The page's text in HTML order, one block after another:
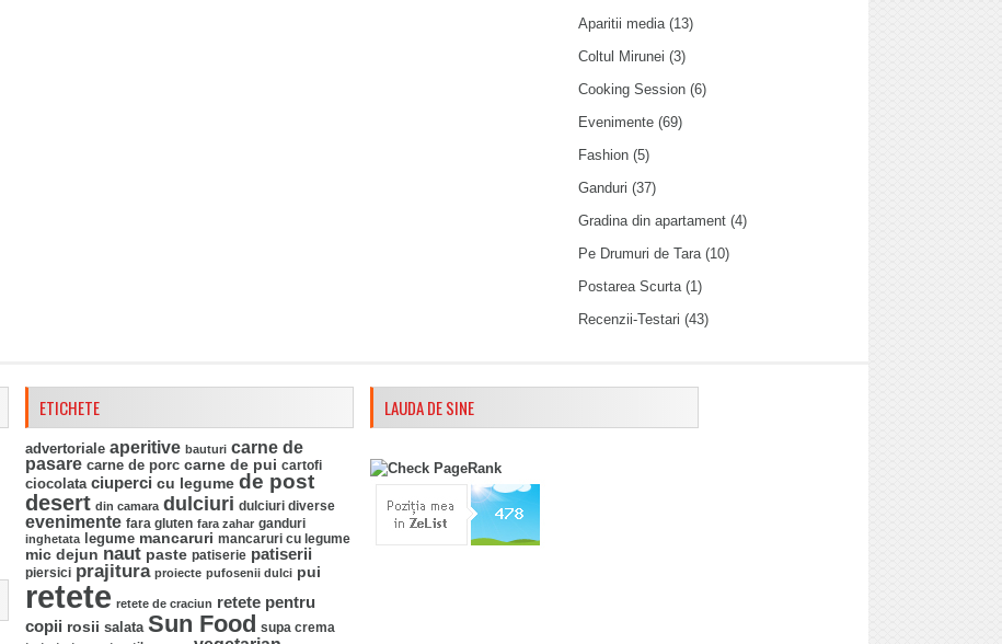
Aparitii media(13)
Coltul Mirunei (3)
Cooking Session (6)
Evenimente (69)
Fashion (5)
Ganduri (37)
Gradina din apartament (4)
Pe Drumuri de Tara(10)
Postarea Scurta(1)
Recenzii-Testari (43)
ETICHETE
advertoriale aperitive bauturi carne de
pasare carne de porc carne de pui cartofi
ciocolata ciuperci cu legume de post
desert din camara dulciuri dulciuri diverse
evenimente fara gluten fara zahar ganduri
inghetata legume mancaruri mancaruri cu legume
mic dejun naut paste patiserie patiserii
piersici prajitura proiecte pufosenii dulci pui
retete retete de craciun retete pentru
copii rosii salata Sun Food supa crema
LAUDA DE SINE